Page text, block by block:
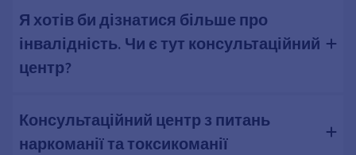
Я хотів би дізнатися більше про
інвалідність. Чи є тут консультаційний
центр?
Консультаційний центр з питань
наркоманії та токсикоманії